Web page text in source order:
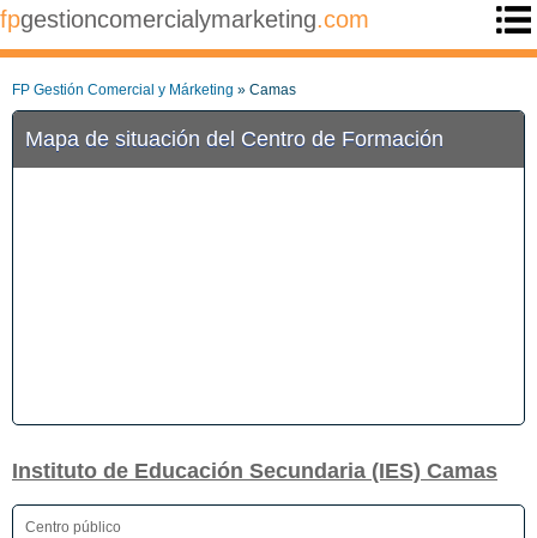
fpgestioncomercialymarketing.com
FP Gestión Comercial y Márketing » Camas
Mapa de situación del Centro de Formación
Instituto de Educación Secundaria (IES) Camas
Centro público